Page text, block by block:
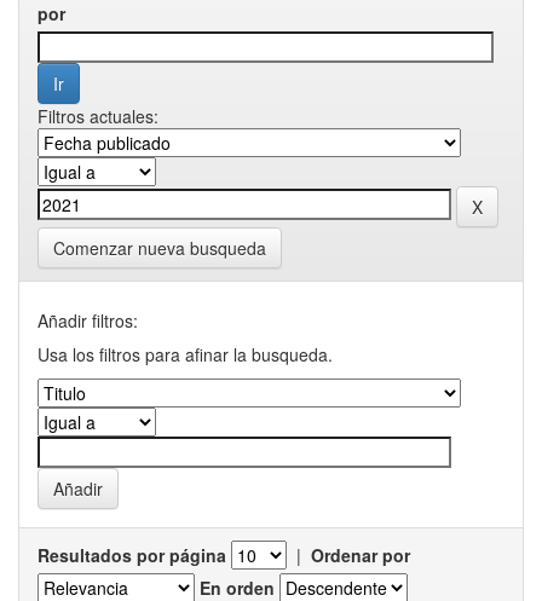
por
Filtros actuales:
Comenzar nueva busqueda
Añadir filtros:
Usa los filtros para afinar la busqueda.
Resultados por página | Ordenar por
En orden